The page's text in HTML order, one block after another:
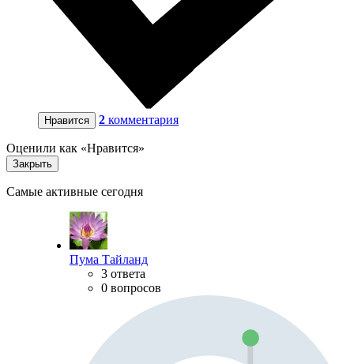
Нравится 2 комментария
Оценили как «Нравится»
Закрыть
Самые активные сегодня
Пума Тайланд
3 ответа
0 вопросов